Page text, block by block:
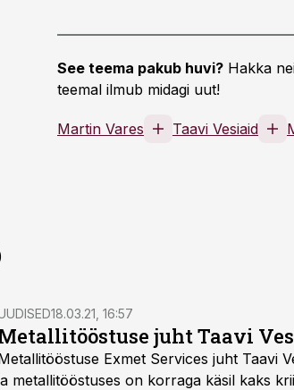
See teema pakub huvi? Hakka
teemal ilmub midagi uut!
Martin Vares Taavi Vesiaid
18.03.21, 16:57
juht Taavi
Exmet Services juht Taavi
metallitööstuses on korraga käsil kaks